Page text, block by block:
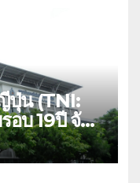
ปุ่น (TNI:
อบ 19ปี จัด
ระกาศ
การศึกษา ที่